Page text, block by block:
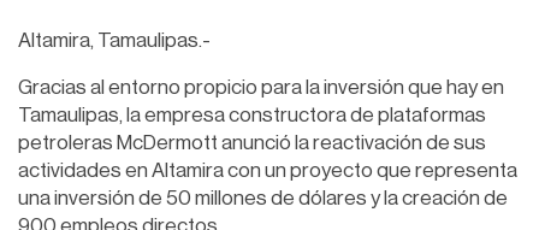
Altamira, Tamaulipas.-
Gracias al entorno propicio para la inversión que hay en
Tamaulipas, la empresa constructora de plataformas
petroleras McDermott anunció la reactivación de sus
actividades en Altamira con un proyecto que representa
una inversión de 50 millones de dólares y la creación de